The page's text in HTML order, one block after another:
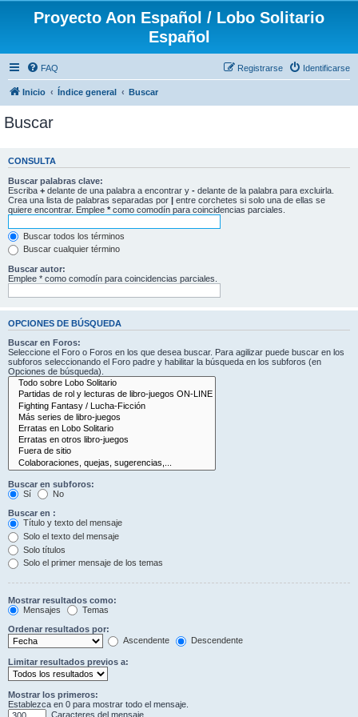
Proyecto Aon Español / Lobo Solitario
Español
FAQ Identificarse
Registrarse
Inicio Índice general Buscar
Buscar
CONSULTA
Buscar palabras clave:
Escriba + delante de una palabra a encontrar y - delante de la palabra para excluirla.
Crea una lista de palabras separadas por | entre corchetes si solo una de ellas se
quiere encontrar. Emplee * como comodín para coincidencias parciales.
Buscar todos los términos
Buscar cualquier término
Buscar autor:
Emplee * como comodín para coincidencias parciales.
OPCIONES DE BÚSQUEDA
Buscar en Foros:
Seleccione el Foro o Foros en los que desea buscar. Para agilizar puede buscar en los
subforos seleccionando el Foro padre y habilitar la búsqueda en los subforos (en
Opciones de búsqueda).
Buscar en subforos:
Sí
No
Buscar en :
Título y texto del mensaje
Solo el texto del mensaje
Solo títulos
Solo el primer mensaje de los temas
Mostrar resultados como:
Mensajes
Temas
Ordenar resultados por:
Ascendente
Descendente
Limitar resultados previos a:
Mostrar los primeros:
Establezca en 0 para mostrar todo el mensaje.
Caracteres del mensaje